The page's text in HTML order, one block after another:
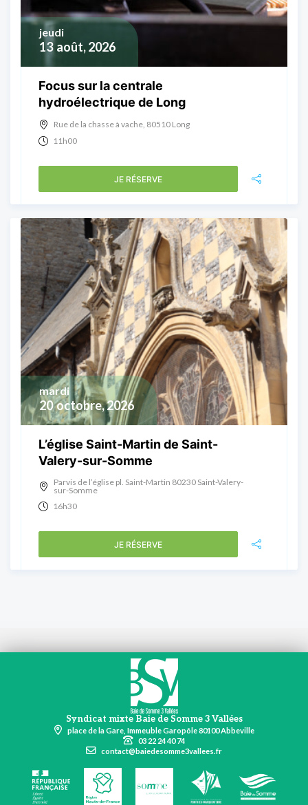
13 août, 2026
jeudi
Focus sur la centrale
hydroélectrique de Long
Rue de la chasse à vache, 80510 Long
11h00
JE RÉSERVE
20 octobre, 2026
mardi
L’église Saint-Martin de Saint-
Valery-sur-Somme
Parvis de l’église pl. Saint-Martin 80230 Saint-Valery-
sur-Somme
16h30
JE RÉSERVE
Syndicat mixte Baie de Somme 3 Vallées
place de la Gare, Immeuble Garopôle 80100 Abbeville
03 22 24 40 74
contact@baiedesomme3vallees.fr